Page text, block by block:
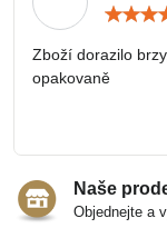
Zboží dorazilo
opakovaně
Naše
Objednejte a